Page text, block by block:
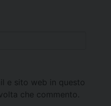
e sito web in questo
che commento.